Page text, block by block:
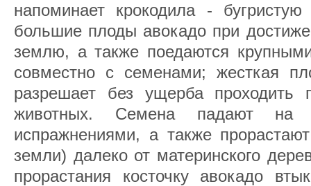
напоминает крокодила -
большие плоды авокадо при
землю, а также поедаются
совместно с семенами; жесткая
разрешает без ущерба проходить
животных. Семена падают на
испражнениями, а также
земли) далеко от материнского
прорастания косточку авокадо